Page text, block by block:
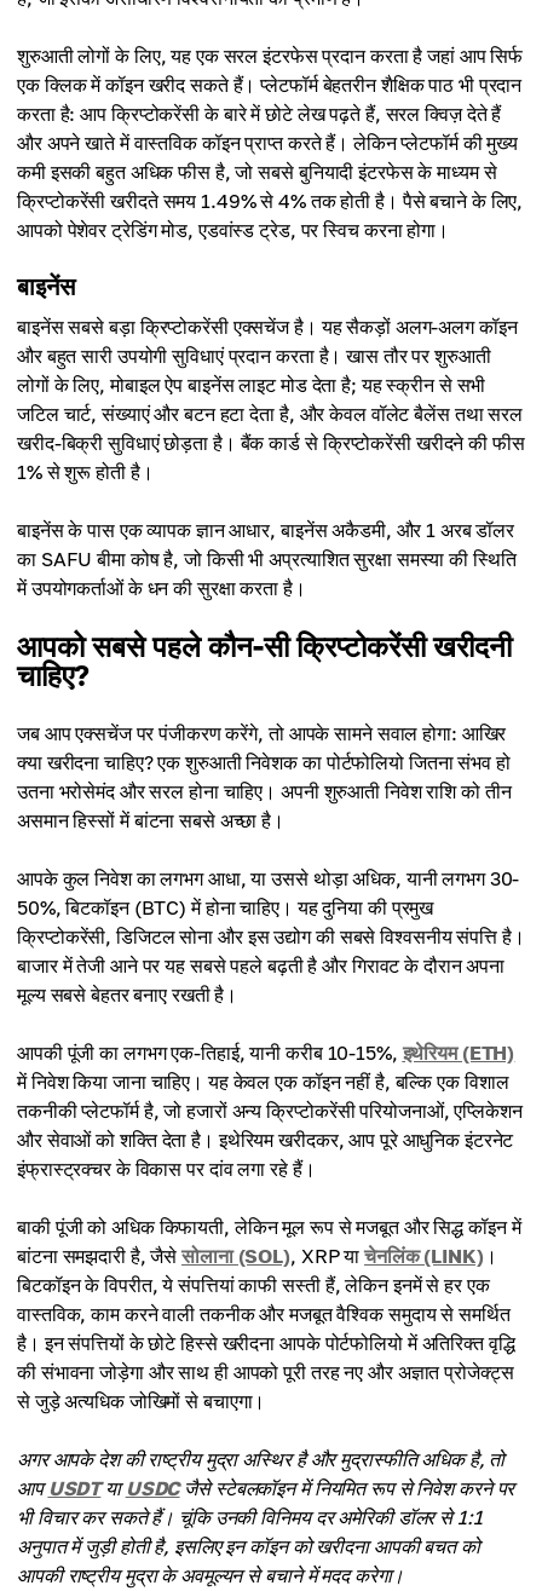
शुरुआती लोगों के लिए, यह एक सरल इंटरफेस प्रदान करता है जहां आप सिर्फ
एक क्लिक में कॉइन खरीद सकते हैं। प्लेटफॉर्म बेहतरीन शैक्षिक पाठ भी प्रदान
करता है: आप क्रिप्टोकरेंसी के बारे में छोटे लेख पढ़ते हैं, सरल क्विज़ देते हैं
और अपने खाते में वास्तविक कॉइन प्राप्त करते हैं। लेकिन प्लेटफॉर्म की मुख्य
कमी इसकी बहुत अधिक फीस है, जो सबसे बुनियादी इंटरफेस के माध्यम से
क्रिप्टोकरेंसी खरीदते समय 1.49% से 4% तक होती है। पैसे बचाने के लिए,
आपको पेशेवर ट्रेडिंग मोड, एडवांस्ड ट्रेड, पर स्विच करना होगा।
बाइनेंस
बाइनेंस सबसे बड़ा क्रिप्टोकरेंसी एक्सचेंज है। यह सैकड़ों अलग-अलग कॉइन
और बहुत सारी उपयोगी सुविधाएं प्रदान करता है। खास तौर पर शुरुआती
लोगों के लिए, मोबाइल ऐप बाइनेंस लाइट मोड देता है; यह स्क्रीन से सभी
जटिल चार्ट, संख्याएं और बटन हटा देता है, और केवल वॉलेट बैलेंस तथा सरल
खरीद-बिक्री सुविधाएं छोड़ता है। बैंक कार्ड से क्रिप्टोकरेंसी खरीदने की फीस
1% से शुरू होती है।
बाइनेंस के पास एक व्यापक ज्ञान आधार, बाइनेंस अकैडमी, और 1 अरब डॉलर
का SAFU बीमा कोष है, जो किसी भी अप्रत्याशित सुरक्षा समस्या की स्थिति
में उपयोगकर्ताओं के धन की सुरक्षा करता है।
आपको सबसे पहले कौन-सी क्रिप्टोकरेंसी खरीदनी
चाहिए?
जब आप एक्सचेंज पर पंजीकरण करेंगे, तो आपके सामने सवाल होगा: आखिर
क्या खरीदना चाहिए? एक शुरुआती निवेशक का पोर्टफोलियो जितना संभव हो
उतना भरोसेमंद और सरल होना चाहिए। अपनी शुरुआती निवेश राशि को तीन
असमान हिस्सों में बांटना सबसे अच्छा है।
आपके कुल निवेश का लगभग आधा, या उससे थोड़ा अधिक, यानी लगभग 30-
50%, बिटकॉइन (BTC) में होना चाहिए। यह दुनिया की प्रमुख
क्रिप्टोकरेंसी, डिजिटल सोना और इस उद्योग की सबसे विश्वसनीय संपत्ति है।
बाजार में तेजी आने पर यह सबसे पहले बढ़ती है और गिरावट के दौरान अपना
मूल्य सबसे बेहतर बनाए रखती है।
आपकी पूंजी का लगभग एक-तिहाई, यानी करीब 10-15%,इथेरियम (ETH)
में निवेश किया जाना चाहिए। यह केवल एक कॉइन नहीं है, बल्कि एक विशाल
तकनीकी प्लेटफॉर्म है, जो हजारों अन्य क्रिप्टोकरेंसी परियोजनाओं, एप्लिकेशन
और सेवाओं को शक्ति देता है। इथेरियम खरीदकर, आप पूरे आधुनिक इंटरनेट
इंफ्रास्ट्रक्चर के विकास पर दांव लगा रहे हैं।
बाकी पूंजी को अधिक किफायती, लेकिन मूल रूप से मजबूत और सिद्ध कॉइन में
बांटना समझदारी है, जैसेसोलाना (SOL), XRP याचेनलिंक (LINK) ।
बिटकॉइन के विपरीत, ये संपत्तियां काफी सस्ती हैं, लेकिन इनमें से हर एक
वास्तविक, काम करने वाली तकनीक और मजबूत वैश्विक समुदाय से समर्थित
है। इन संपत्तियों के छोटे हिस्से खरीदना आपके पोर्टफोलियो में अतिरिक्त वृद्धि
की संभावना जोड़ेगा और साथ ही आपको पूरी तरह नए और अज्ञात प्रोजेक्ट्स
से जुड़े अत्यधिक जोखिमों से बचाएगा।
अगर आपके देश की राष्ट्रीय मुद्रा अस्थिर है और मुद्रास्फीति अधिक है, तो
आपUSDTयाUSDCजैसे स्टेबलकॉइन में नियमित रूप से निवेश करने पर
भी विचार कर सकते हैं। चूंकि उनकी विनिमय दर अमेरिकी डॉलर से 1:1
अनुपात में जुड़ी होती है, इसलिए इन कॉइन को खरीदना आपकी बचत को
आपकी राष्ट्रीय मुद्रा के अवमूल्यन से बचाने में मदद करेगा।